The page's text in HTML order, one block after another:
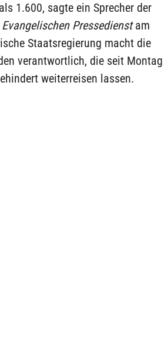
1.600, sagte ein Sprecher der
Evangelischen Pressedienstam
Staatsregierung macht die
verantwortlich, die seit Montag
weiterreisen lassen.